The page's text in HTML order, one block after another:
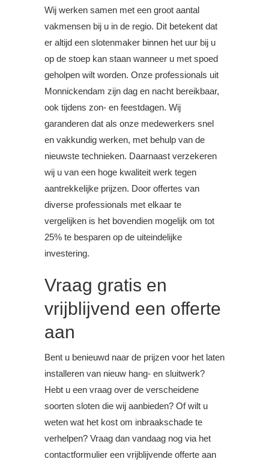
Wij werken samen met een groot aantal
vakmensen bij u in de regio. Dit betekent dat
er altijd een slotenmaker binnen het uur bij u
op de stoep kan staan wanneer u met spoed
geholpen wilt worden. Onze professionals uit
Monnickendam zijn dag en nacht bereikbaar,
ook tijdens zon- en feestdagen. Wij
garanderen dat als onze medewerkers snel
en vakkundig werken, met behulp van de
nieuwste technieken. Daarnaast verzekeren
wij u van een hoge kwaliteit werk tegen
aantrekkelijke prijzen. Door offertes van
diverse professionals met elkaar te
vergelijken is het bovendien mogelijk om tot
25% te besparen op de uiteindelijke
investering.
Vraag gratis en
vrijblijvend een offerte
aan
Bent u benieuwd naar de prijzen voor het laten
installeren van nieuw hang- en sluitwerk?
Hebt u een vraag over de verscheidene
soorten sloten die wij aanbieden? Of wilt u
weten wat het kost om inbraakschade te
verhelpen? Vraag dan vandaag nog via het
contactformulier een vrijblijvende offerte aan